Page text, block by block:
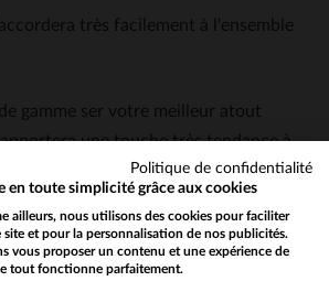
très facilement à l'ensemble
gamme ser votre meilleur atout
une touche très tendance à
pull, un jean et des baskets ou avec
chino et des boots vous aurez
be redirected to our English site?
Politique de confidentialité
en toute simplicité grâce aux cookies
ailleurs, nous utilisons des cookies pour faciliter
et pour la personnalisation de nos publicités.
vous proposer un contenu et une expérience de
tout fonctionne parfaitement.